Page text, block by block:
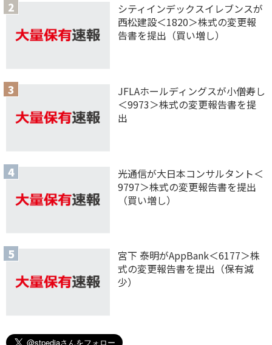
シティインデックスイレブンスが
西松建設＜1820＞株式の変更報
告書を提出（買い増し）
JFLAホールディングスが小僧寿し
＜9973＞株式の変更報告書を提
出
光通信が大日本コンサルタント＜
9797＞株式の変更報告書を提出
（買い増し）
宮下 泰明がAppBank＜6177＞株
式の変更報告書を提出（保有減
少）